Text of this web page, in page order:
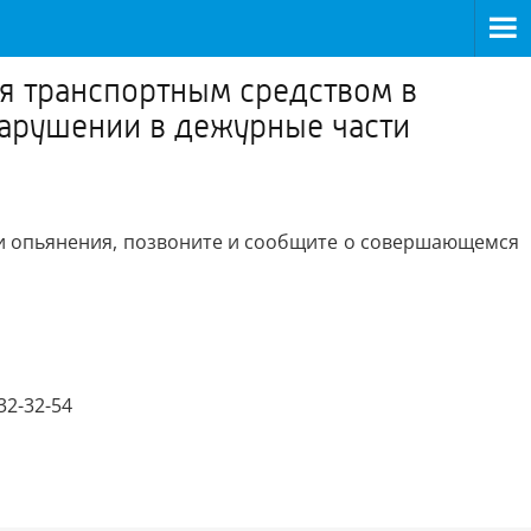
транспортным средством в
в дежурные части
опьянения, позвоните и сообщите о совершающемся
32-54